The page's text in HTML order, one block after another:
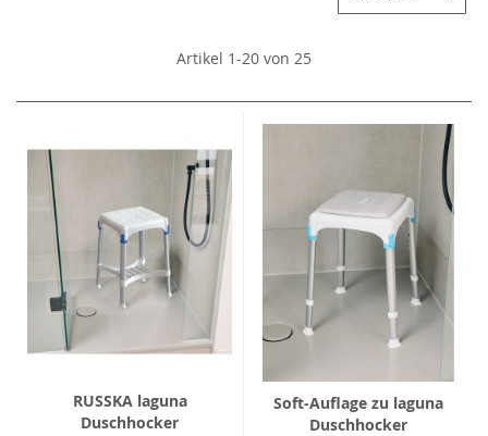
Artikel 1-20 von 25
RUSSKA laguna
Duschhocker
Soft-Auflage zu laguna
Duschhocker